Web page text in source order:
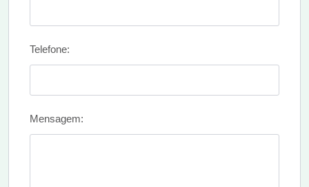
Telefone:
Mensagem: